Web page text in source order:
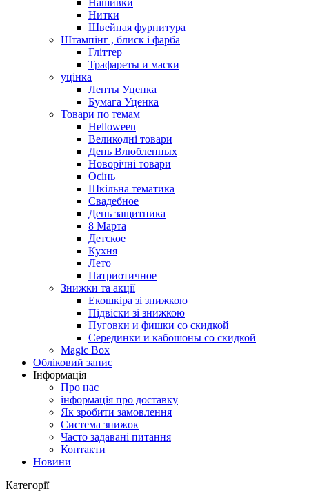
Нашивки
Нитки
Швейная фурнитура
Штампінг , блиск і фарба
Гліттер
Трафареты и маски
уцінка
Ленты Уценка
Бумага Уценка
Товари по темам
Helloween
Великодні товари
День Влюбленных
Новорічні товари
Осінь
Шкільна тематика
Свадебное
День защитника
8 Марта
Детское
Кухня
Лето
Патриотичное
Знижки та акції
Екошкіра зі знижкою
Підвіски зі знижкою
Пуговки и фишки со скидкой
Серединки и кабошоны со скидкой
Magic Box
Обліковий запис
Інформація
Про нас
інформація про доставку
Як зробити замовлення
Система знижок
Часто задавані питання
Контакти
Новини
Категорії